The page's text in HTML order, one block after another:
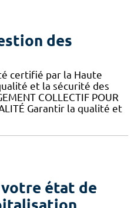
des
certifié par la Haute
et la sécurité des
COLLECTIF POUR
Garantir la qualité et
état de